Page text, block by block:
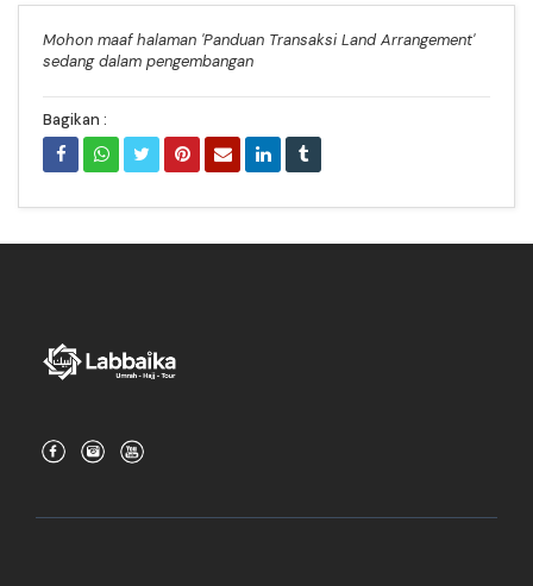
Mohon maaf halaman 'Panduan Transaksi Land Arrangement'
sedang dalam pengembangan
Bagikan :